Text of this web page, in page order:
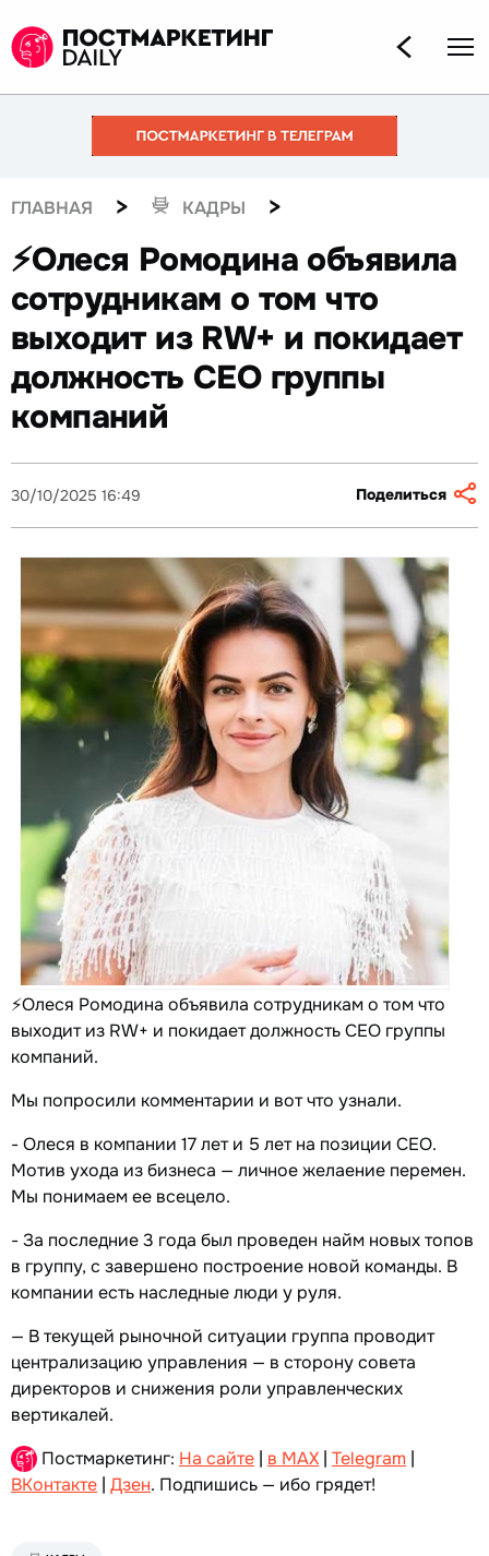
ГЛАВНАЯ > КАДРЫ >
⚡️Олеся Ромодина объявила
сотрудникам о том что
выходит из RW+ и покидает
должность CEО группы
компаний
30/10/2025 16:49 Поделиться
⚡️Олеся Ромодина объявила сотрудникам о том что
выходит из RW+ и покидает должность CEО группы
компаний.
Мы попросили комментарии и вот что узнали.
- Олеся в компании 17 лет и 5 лет на позиции CEO.
Мотив ухода из бизнеса — личное желаение перемен.
Мы понимаем ее всецело.
- За последние 3 года был проведен найм новых топов
в группу, с завершено построение новой команды. В
компании есть наследные люди у руля.
— В текущей рыночной ситуации группа проводит
централизацию управления — в сторону совета
директоров и снижения роли управленческих
вертикалей.
Постмаркетинг: На сайте | в MAX | Telegram |
ВКонтакте | Дзен. Подпишись — ибо грядет!